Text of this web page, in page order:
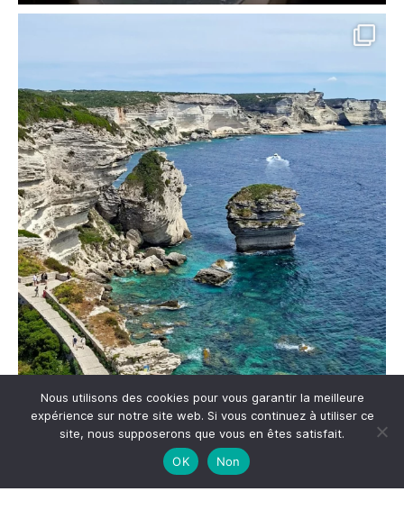
Me suivre sur Instagram
Nous utilisons des cookies pour vous garantir la meilleure
expérience sur notre site web. Si vous continuez à utiliser ce
site, nous supposerons que vous en êtes satisfait.
OK
Non